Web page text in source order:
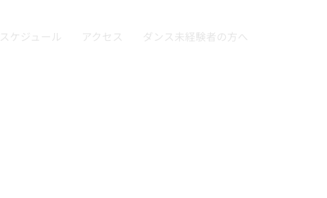
スケジュール アクセス ダンス未経験者の方へ